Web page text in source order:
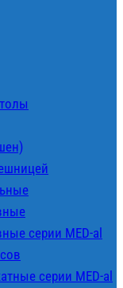
серии MED-al
серии MED-al